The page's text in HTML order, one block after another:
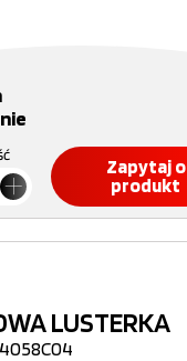
Zapytaj o
produkt
LUSTERKA